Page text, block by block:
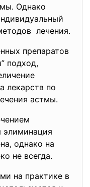
Однако
лечения.
препаратов
подход,
лекарств по
астмы.
элиминация
однако на
не всегда.
на практике в